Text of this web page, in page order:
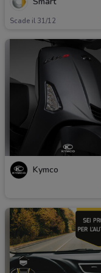
Scade il 31/12
Kymco